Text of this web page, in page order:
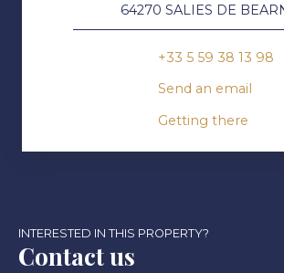
64270 SALIES DE
+33 5 59 38 13 98
Send an email
Getting there
INTERESTED IN THIS PROPERTY?
Contact us